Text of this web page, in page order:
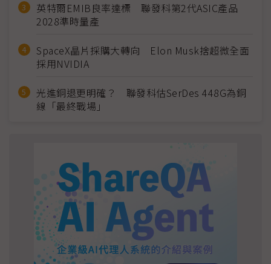
英特爾EMIB良率達標 聯發科第2代ASIC產品
2028準時量產
SpaceX晶片採購大轉向 Elon Musk捨超微全面
採用NVIDIA
光進銅退更明確？ 聯發科估SerDes 448G為銅
線「最終戰場」